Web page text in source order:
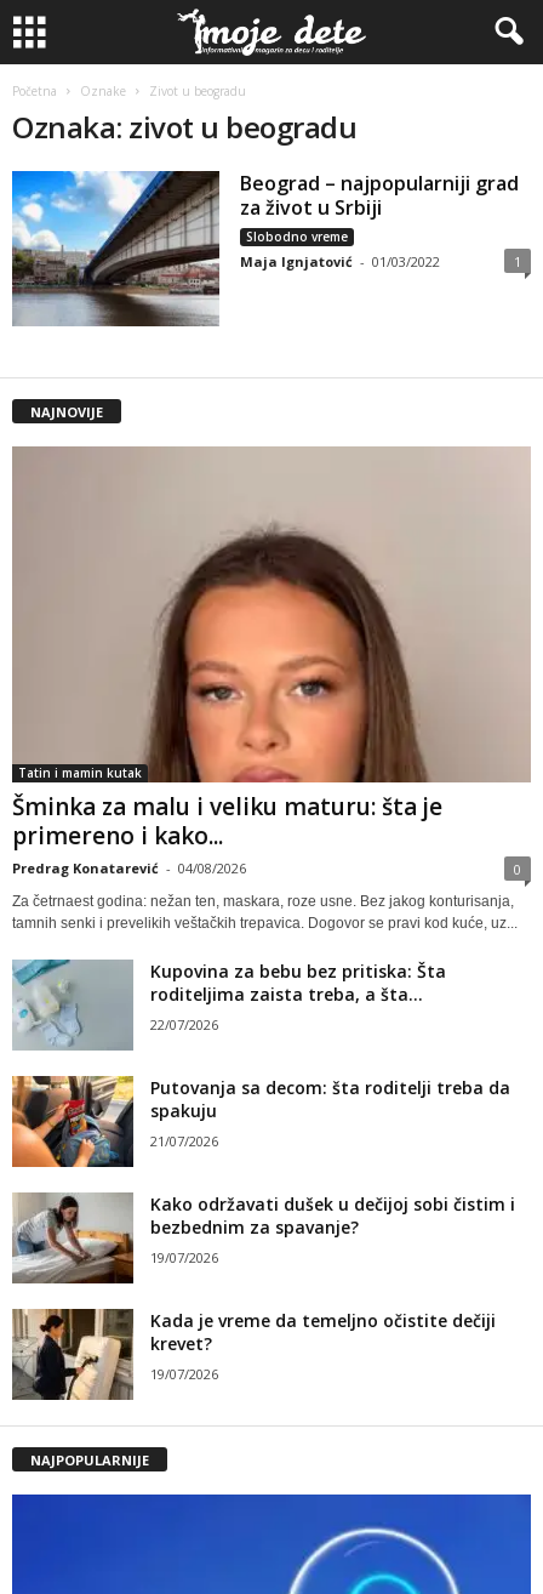
Početna Oznake Zivot u beogradu
Oznaka: zivot u beogradu
Beograd – najpopularniji grad
za život u Srbiji
Slobodno vreme
Maja Ignjatović - 01/03/2022 1
NAJNOVIJE
Tatin i mamin kutak
Šminka za malu i veliku maturu: šta je
primereno i kako...
Predrag Konatarević - 04/08/2026 0
Za četrnaest godina: nežan ten, maskara, roze usne. Bez jakog konturisanja,
tamnih senki i prevelikih veštačkih trepavica. Dogovor se pravi kod kuće, uz...
Kupovina za bebu bez pritiska: Šta
roditeljima zaista treba, a šta...
22/07/2026
Putovanja sa decom: šta roditelji treba da
spakuju
21/07/2026
Kako održavati dušek u dečijoj sobi čistim i
bezbednim za spavanje?
19/07/2026
Kada je vreme da temeljno očistite dečiji
krevet?
19/07/2026
NAJPOPULARNIJE